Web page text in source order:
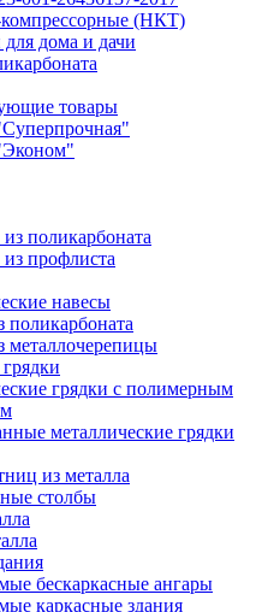
(НКТ)
дома и дачи
товары
поликарбоната
профлиста
навесы
поликарбоната
металлочерепицы
грядки с полимерным
металлические грядки
из металла
столбы
бескаркасные ангары
каркасные здания